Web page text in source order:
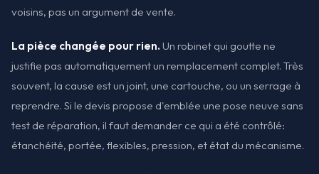
voisins, pas un argument de vente.
La pièce changée pour rien. Un robinet qui goutte ne
justifie pas automatiquement un remplacement complet. Très
souvent, la cause est un joint, une cartouche, ou un serrage à
reprendre. Si le devis propose d'emblée une pose neuve sans
test de réparation, il faut demander ce qui a été contrôlé:
étanchéité, portée, flexibles, pression, et état du mécanisme.